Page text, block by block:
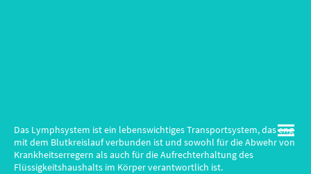
Das Lymphsystem ist ein lebenswichtiges Transportsystem, das eng
mit dem Blutkreislauf verbunden ist und sowohl für die Abwehr von
Krankheitserregern als auch für die Aufrechterhaltung des
Flüssigkeitshaushalts im Körper verantwortlich ist.